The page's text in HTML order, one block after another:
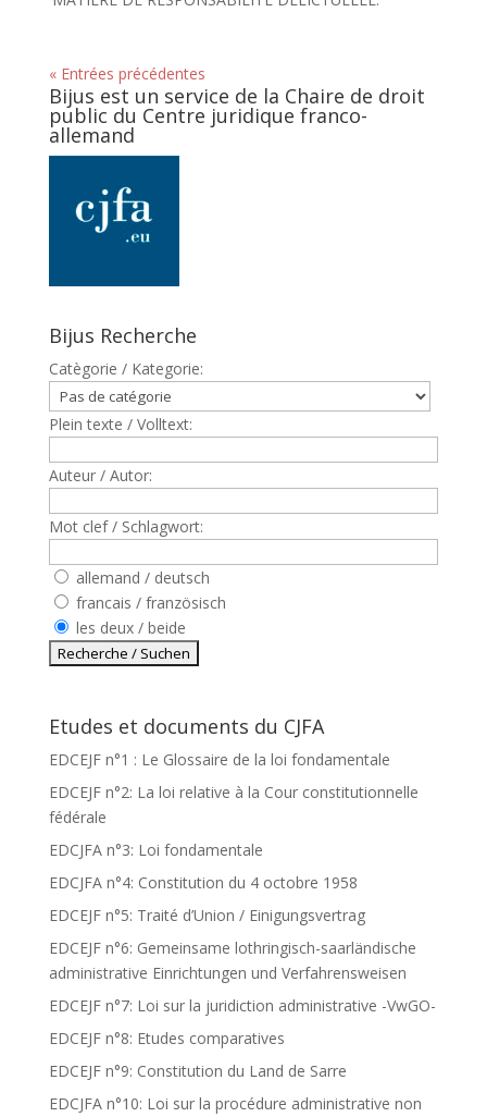
« Entrées précédentes
Bijus est un service de la Chaire de droit
public du Centre juridique franco-
allemand
Bijus Recherche
Catègorie / Kategorie:
Plein texte / Volltext:
Auteur / Autor:
Mot clef / Schlagwort:
allemand / deutsch
francais / französisch
les deux / beide
Etudes et documents du CJFA
EDCEJF n°1 : Le Glossaire de la loi fondamentale
EDCEJF n°2: La loi relative à la Cour constitutionnelle
fédérale
EDCJFA n°3: Loi fondamentale
EDCJFA n°4: Constitution du 4 octobre 1958
EDCEJF n°5: Traité d’Union / Einigungsvertrag
EDCEJF n°6: Gemeinsame lothringisch-saarländische
administrative Einrichtungen und Verfahrensweisen
EDCEJF n°7: Loi sur la juridiction administrative -VwGO-
EDCEJF n°8: Etudes comparatives
EDCEJF n°9: Constitution du Land de Sarre
EDCJFA n°10: Loi sur la procédure administrative non